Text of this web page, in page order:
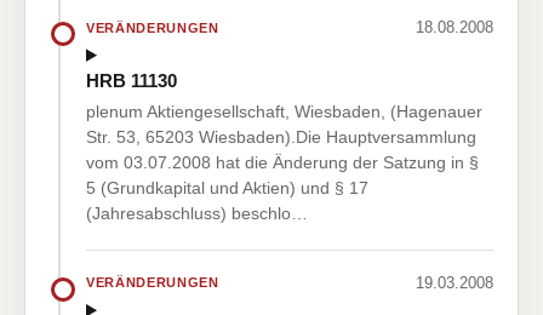
VERÄNDERUNGEN 18.08.2008
HRB 11130
plenum Aktiengesellschaft, Wiesbaden, (Hagenauer
Str. 53, 65203 Wiesbaden).Die Hauptversammlung
vom 03.07.2008 hat die Änderung der Satzung in §
5 (Grundkapital und Aktien) und § 17
(Jahresabschluss) beschlo…
VERÄNDERUNGEN 19.03.2008